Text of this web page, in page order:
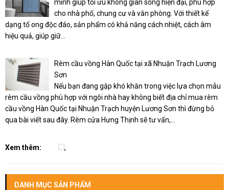
minh giúp tối ưu không gian sống hiện đại, phù hợp
cho nhà phố, chung cư và văn phòng. Với thiết kế
dạng tổ ong độc đáo, sản phẩm có khả năng cách nhiệt, cách âm
hiệu quả, giúp giữ...
Rèm cầu vồng Hàn Quốc tại xã Nhuận Trạch Lương
Sơn
Nếu bạn đang gặp khó khăn trong việc lựa chọn mẫu
rèm cầu vồng phù hợp với ngôi nhà hay không biết địa chỉ mua rèm
cầu vồng Hàn Quốc tại Nhuận Trạch huyện Lương Sơn thì đừng bỏ
qua bài viết sau đây. Rèm cửa Hưng Thịnh sẽ tư vấn,...
Xem thêm: ,
DANH MỤC SẢN PHẨM